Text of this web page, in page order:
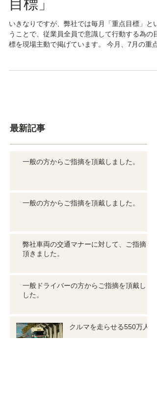
いきなりですが、弊社では毎月「重点目標」とい
うことで、従業員全員で意識して行動する為の目
標を現場主動で掲げています。 今月、7月の重点
最新記事
一般の方からご指摘を頂戴しました。
一般の方からご指摘を頂戴しました。
弊社車両の交通マナーに対して、ご指摘を
頂きました。
一般ドライバーの方からご指摘を頂戴しま
した。
クルマを走らせる550万人